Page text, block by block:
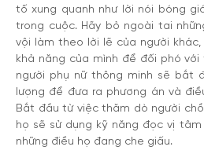
tố xung quanh như lời nói bóng
trong cuộc. Hãy bỏ ngoài tai
vội làm theo lời lẽ của người
khả năng của mình để đối phó
người phụ nữ thông minh sẽ bắt
lượng để đưa ra phương án và
Bắt đầu từ việc thăm dò người
họ sẽ sử dụng kỹ năng đọc vị
những điều họ đang che giấu.